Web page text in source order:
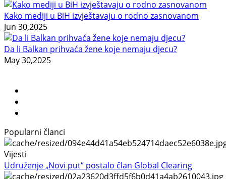
Kako mediji u BiH izvještavaju o rodno zasnovanom
Jun 30,2025
Da li Balkan prihvaća žene koje nemaju djecu?
May 30,2025
Popularni članci
Vijesti
Udruženje „Novi put“ postalo član Global Clearing